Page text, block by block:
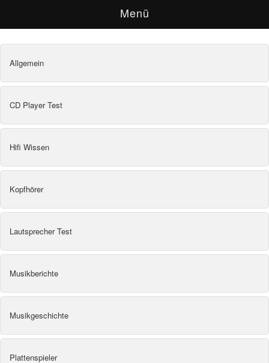
Menü
Allgemein
CD Player Test
Hifi Wissen
Kopfhörer
Lautsprecher Test
Musikberichte
Musikgeschichte
Plattenspieler